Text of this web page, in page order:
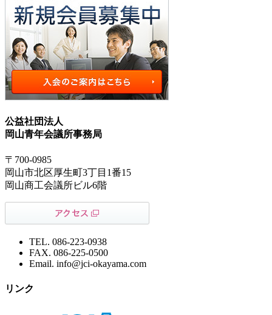
公益社団法人
岡山青年会議所事務局
〒700-0985
岡山市北区厚生町3丁目1番15
岡山商工会議所ビル6階
TEL. 086-223-0938
FAX. 086-225-0500
Email. info@jci-okayama.com
リンク